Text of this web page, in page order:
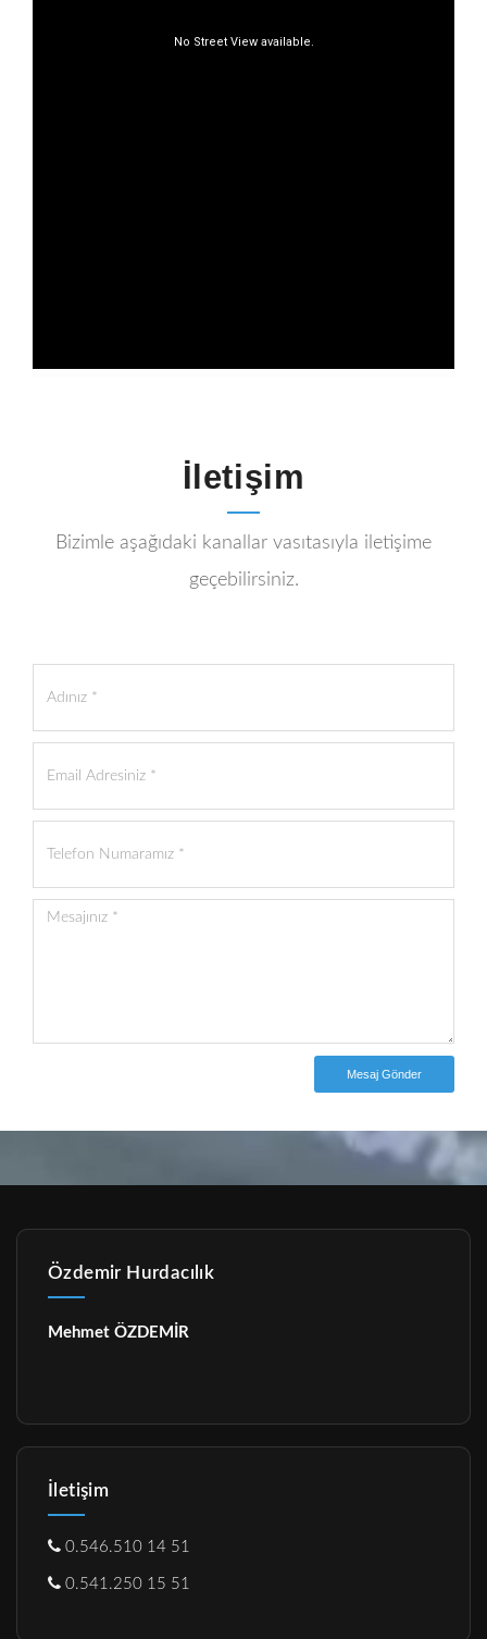
İletişim
Bizimle aşağıdaki kanallar vasıtasıyla iletişime
geçebilirsiniz.
Mesaj Gönder
Özdemir Hurdacılık
Mehmet ÖZDEMİR
İletişim
0.546.510 14 51
0.541.250 15 51